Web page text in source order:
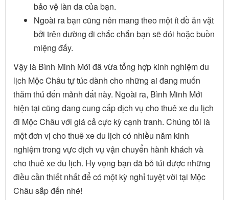
bảo vệ làn da của bạn.
Ngoài ra bạn cũng nên mang theo một ít đồ ăn vặt
bởi trên đường đi chắc chắn bạn sẽ đói hoặc buồn
miệng đấy.
Vậy là Bình Minh Mới đã vừa tổng hợp kinh nghiệm du
lịch Mộc Châu tự túc dành cho những ai đang muốn
thăm thú đến mảnh đất này. Ngoài ra, Bình Minh Mới
hiện tại cũng đang cung cấp dịch vụ cho thuê xe du lịch
đi Mộc Châu với giá cả cực kỳ cạnh tranh. Chúng tôi là
một đơn vị cho thuê xe du lịch có nhiều năm kinh
nghiệm trong vực dịch vụ vận chuyển hành khách và
cho thuê xe du lịch. Hy vọng bạn đã bỏ túi được những
điều cần thiết nhất để có một kỳ nghỉ tuyệt vời tại Mộc
Châu sắp đến nhé!